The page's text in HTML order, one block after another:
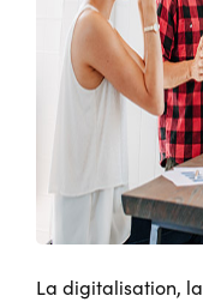
La digitalisation,